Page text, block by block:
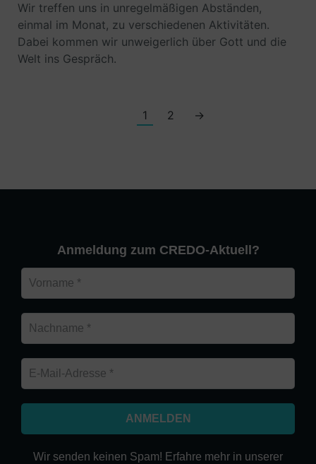
Wir treffen uns in unregelmäßigen Abständen,
einmal im Monat, zu verschiedenen Aktivitäten.
Dabei kommen wir unweigerlich über Gott und die
Welt ins Gespräch.
1 2 →
Anmeldung zum CREDO-Aktuell?
Wir senden keinen Spam! Erfahre mehr in unserer